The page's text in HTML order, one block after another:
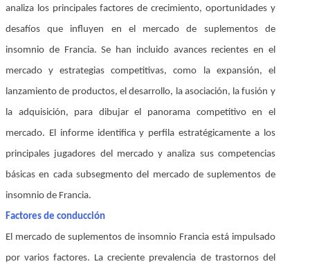
analiza los principales factores de crecimiento, oportunidades y
desafíos que influyen en el mercado de suplementos de
insomnio de Francia. Se han incluido avances recientes en el
mercado y estrategias competitivas, como la expansión, el
lanzamiento de productos, el desarrollo, la asociación, la fusión y
la adquisición, para dibujar el panorama competitivo en el
mercado. El informe identifica y perfila estratégicamente a los
principales jugadores del mercado y analiza sus competencias
básicas en cada subsegmento del mercado de suplementos de
insomnio de Francia.
Factores de conducción
El mercado de suplementos de insomnio Francia está impulsado
por varios factores. La creciente prevalencia de trastornos del